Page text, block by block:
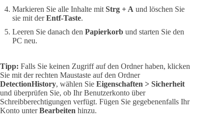
Markieren Sie alle Inhalte mit Strg + A und löschen Sie
sie mit derEntf-Taste.
Leeren Sie danach den Papierkorb und starten Sie den
PC neu.
Tipp: Falls Sie keinen Zugriff auf den Ordner haben, klicken
Sie mit der rechten Maustaste auf den Ordner
DetectionHistory, wählen Sie Eigenschaften > Sicherheit
und überprüfen Sie, ob Ihr Benutzerkonto über
Schreibberechtigungen verfügt. Fügen Sie gegebenenfalls Ihr
Konto unterBearbeiten hinzu.